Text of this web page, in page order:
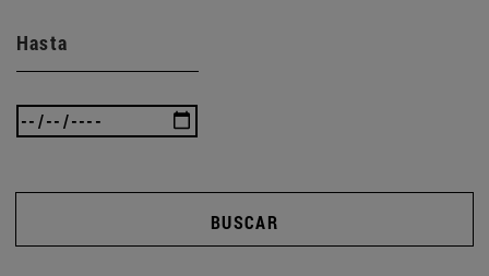
Hasta
BUSCAR